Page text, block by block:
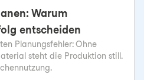
Warum
entscheiden
Planungsfehler: Ohne
steht die Produktion still.